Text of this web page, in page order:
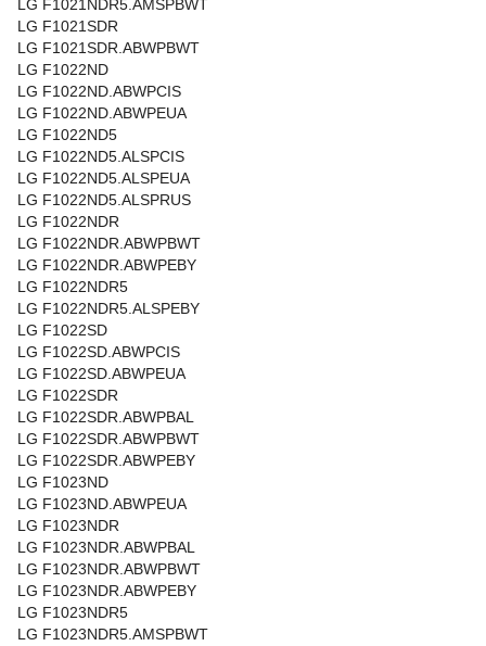
LG F1021NDR5.AMSPBWT
LG F1021SDR
LG F1021SDR.ABWPBWT
LG F1022ND
LG F1022ND.ABWPCIS
LG F1022ND.ABWPEUA
LG F1022ND5
LG F1022ND5.ALSPCIS
LG F1022ND5.ALSPEUA
LG F1022ND5.ALSPRUS
LG F1022NDR
LG F1022NDR.ABWPBWT
LG F1022NDR.ABWPEBY
LG F1022NDR5
LG F1022NDR5.ALSPEBY
LG F1022SD
LG F1022SD.ABWPCIS
LG F1022SD.ABWPEUA
LG F1022SDR
LG F1022SDR.ABWPBAL
LG F1022SDR.ABWPBWT
LG F1022SDR.ABWPEBY
LG F1023ND
LG F1023ND.ABWPEUA
LG F1023NDR
LG F1023NDR.ABWPBAL
LG F1023NDR.ABWPBWT
LG F1023NDR.ABWPEBY
LG F1023NDR5
LG F1023NDR5.AMSPBWT